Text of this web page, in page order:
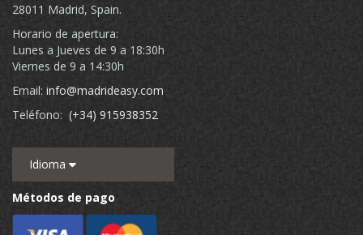
28011 Madrid, Spain.
Horario de apertura:
Lunes a Jueves de 9 a 18:30h
Viernes de 9 a 14:30h
Email: info@madrideasy.com
Teléfono: (+34) 915938352
Idioma
Métodos de pago